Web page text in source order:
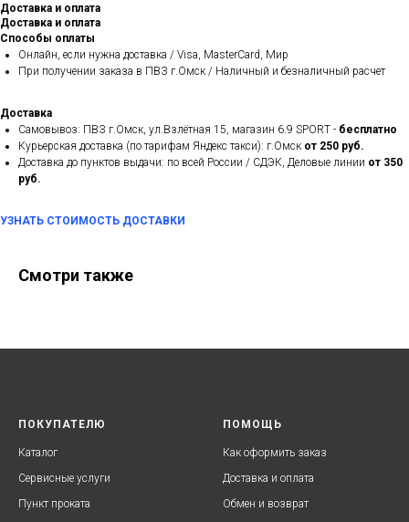
Доставка и оплата
Доставка и оплата
Способы оплаты
Онлайн, если нужна доставка / Visa, MasterCard, Мир
При получении заказа в ПВЗ г.Омск / Наличный и безналичный расчет
Доставка
Самовывоз: ПВЗ г.Омск, ул.Взлётная 15, магазин 6.9 SPORT - бесплатно
Курьерская доставка (по тарифам Яндекс такси): г.Омск от 250 руб.
Доставка до пунктов выдачи: по всей России / СДЭК, Деловые линии от 350
руб.
УЗНАТЬ СТОИМОСТЬ ДОСТАВКИ
Смотри также
ПОКУПАТЕЛЮ
Каталог
Сервисные услуги
Пункт проката
ПОМОЩЬ
Как оформить заказ
Доставка и оплата
Обмен и возврат